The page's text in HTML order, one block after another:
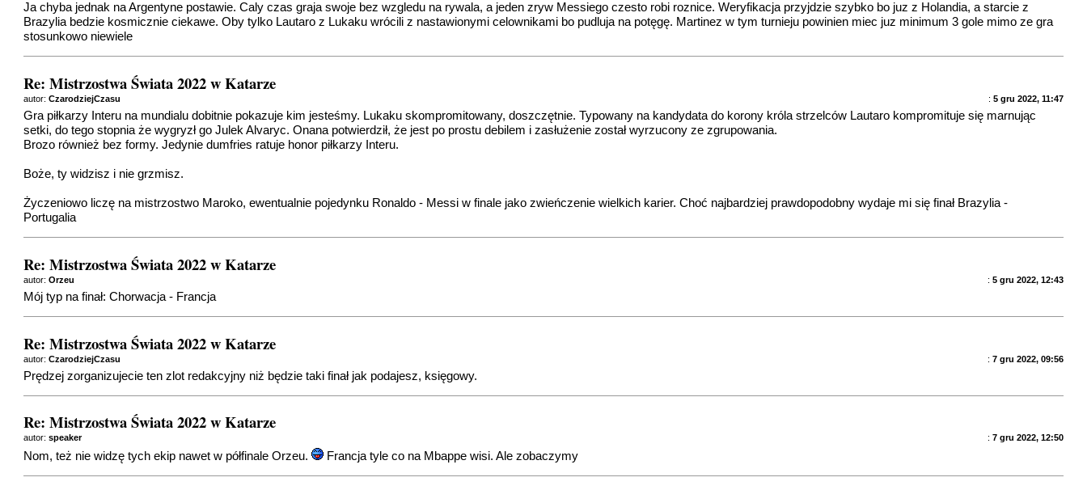
Ja chyba jednak na Argentyne postawie. Caly czas graja swoje bez wzgledu na rywala, a jeden zryw Messiego czesto robi roznice. Weryfikacja przyjdzie szybko bo juz z Holandia, a starcie z
Brazylia bedzie kosmicznie ciekawe. Oby tylko Lautaro z Lukaku wrócili z nastawionymi celownikami bo pudluja na potęgę. Martinez w tym turnieju powinien miec juz minimum 3 gole mimo ze gra
stosunkowo niewiele
Re: Mistrzostwa Świata 2022 w Katarze
: 5 gru 2022, 11:47
autor:CzarodziejCzasu
Gra piłkarzy Interu na mundialu dobitnie pokazuje kim jesteśmy. Lukaku skompromitowany, doszczętnie. Typowany na kandydata do korony króla strzelców Lautaro kompromituje się marnując
setki, do tego stopnia że wygryzł go Julek Alvaryc. Onana potwierdził, że jest po prostu debilem i zasłużenie został wyrzucony ze zgrupowania.
Brozo również bez formy. Jedynie dumfries ratuje honor piłkarzy Interu.
Boże, ty widzisz i nie grzmisz.
Życzeniowo liczę na mistrzostwo Maroko, ewentualnie pojedynku Ronaldo - Messi w finale jako zwieńczenie wielkich karier. Choć najbardziej prawdopodobny wydaje mi się finał Brazylia -
Portugalia
Re: Mistrzostwa Świata 2022 w Katarze
: 5 gru 2022, 12:43
autor:Orzeu
Mój typ na finał: Chorwacja - Francja
Re: Mistrzostwa Świata 2022 w Katarze
: 7 gru 2022, 09:56
autor:CzarodziejCzasu
Prędzej zorganizujecie ten zlot redakcyjny niż będzie taki finał jak podajesz, księgowy.
Re: Mistrzostwa Świata 2022 w Katarze
: 7 gru 2022, 12:50
autor:speaker
Nom, też nie widzę tych ekip nawet w półfinale Orzeu. Francja tyle co na Mbappe wisi. Ale zobaczymy